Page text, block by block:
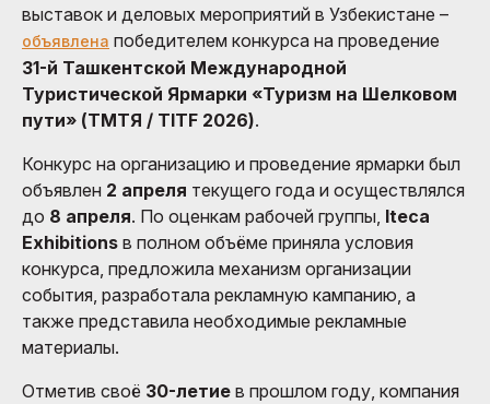
выставок и деловых мероприятий в Узбекистане –
объявлена победителем конкурса на проведение
31-й Ташкентской Международной
Туристической Ярмарки «Туризм на Шелковом
пути» (ТМТЯ / TITF 2026).
Конкурс на организацию и проведение ярмарки был
объявлен 2 апреля текущего года и осуществлялся
до 8 апреля. По оценкам рабочей группы, Iteca
Exhibitions в полном объёме приняла условия
конкурса, предложила механизм организации
события, разработала рекламную кампанию, а
также представила необходимые рекламные
материалы.
Отметив своё 30-летие в прошлом году, компания